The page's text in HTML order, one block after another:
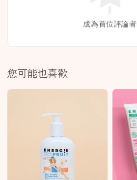
成為首位評論者
您可能也喜歡